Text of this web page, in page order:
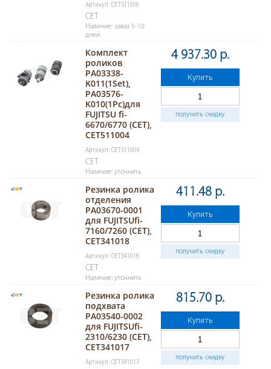
Артикул: CET511006
CET
Наличие: заказ 5-10
дней
Комплект
роликов
PA03338-
K011(1Set),
PA03576-
K010(1Pc)для
FUJITSU fi-
6670/6770 (CET),
CET511004
Артикул: CET511004
CET
Наличие: уточнить
4 937.30 р.
Купить
получить скидку
Резинка ролика
отделения
PA03670-0001
для FUJITSUfi-
7160/7260 (CET),
CET341018
Артикул: CET341018
CET
Наличие: уточнить
411.48 р.
Купить
получить скидку
Резинка ролика
подхвата
PA03540-0002
для FUJITSUfi-
2310/6230 (CET),
CET341017
Артикул: CET341017
815.70 р.
Купить
получить скидку